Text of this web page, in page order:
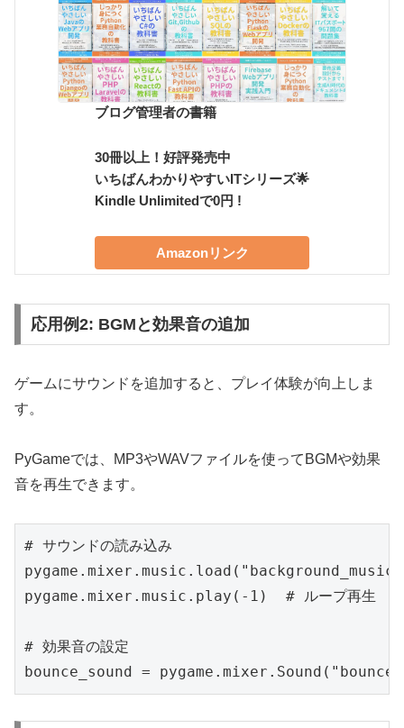
ブログ管理者の書籍
30冊以上！好評発売中
いちばんわかりやすいITシリーズ🌟
Kindle Unlimitedで0円 !
Amazonリンク
応用例2: BGMと効果音の追加
ゲームにサウンドを追加すると、プレイ体験が向上しま
す。
PyGameでは、MP3やWAVファイルを使ってBGMや効果
音を再生できます。
# サウンドの読み込み
pygame.mixer.music.play(-1)  # ループ再生
# 効果音の設定
bounce_sound =